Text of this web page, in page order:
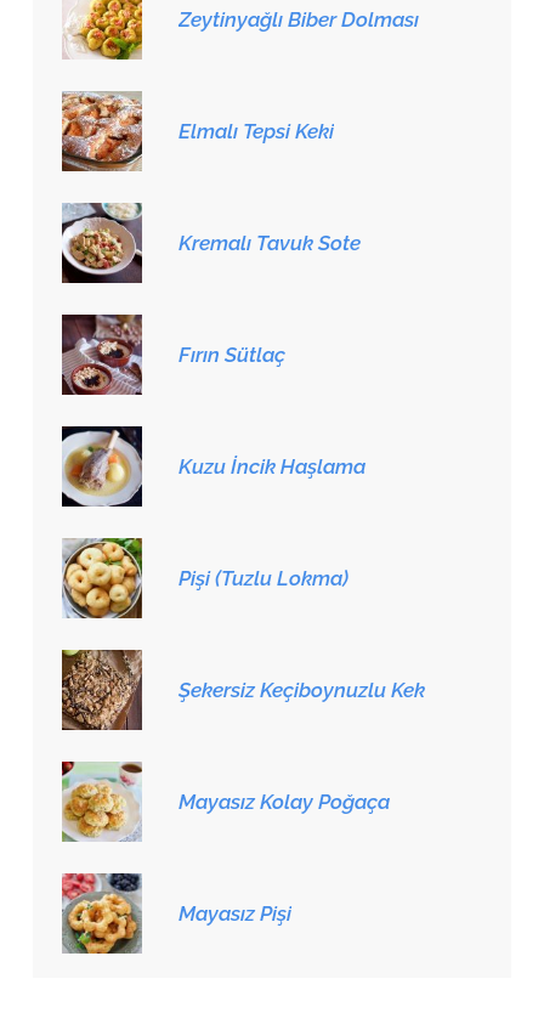
Zeytinyağlı Biber Dolması
Elmalı Tepsi Keki
Kremalı Tavuk Sote
Fırın Sütlaç
Kuzu İncik Haşlama
Pişi (Tuzlu Lokma)
Şekersiz Keçiboynuzlu Kek
Mayasız Kolay Poğaça
Mayasız Pişi